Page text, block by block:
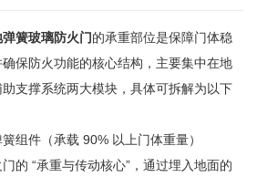
弹簧玻璃防火门的承重部位是保障门体稳
保防火功能的核心结构，主要集中在地
支撑系统两大模块，具体可拆解为以下
组件（承载 90% 以上门体重量）
的 “承重与传动核心”，通过埋入地面的